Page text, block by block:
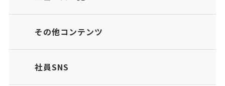
その他コンテンツ
社員SNS